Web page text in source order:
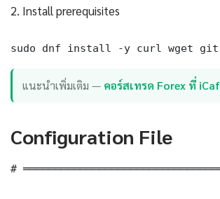
2. Install prerequisites
sudo dnf install -y curl wget
แนะนำเพิ่มเติม — คอร์สเทรด Forex ที่
Configuration File
#